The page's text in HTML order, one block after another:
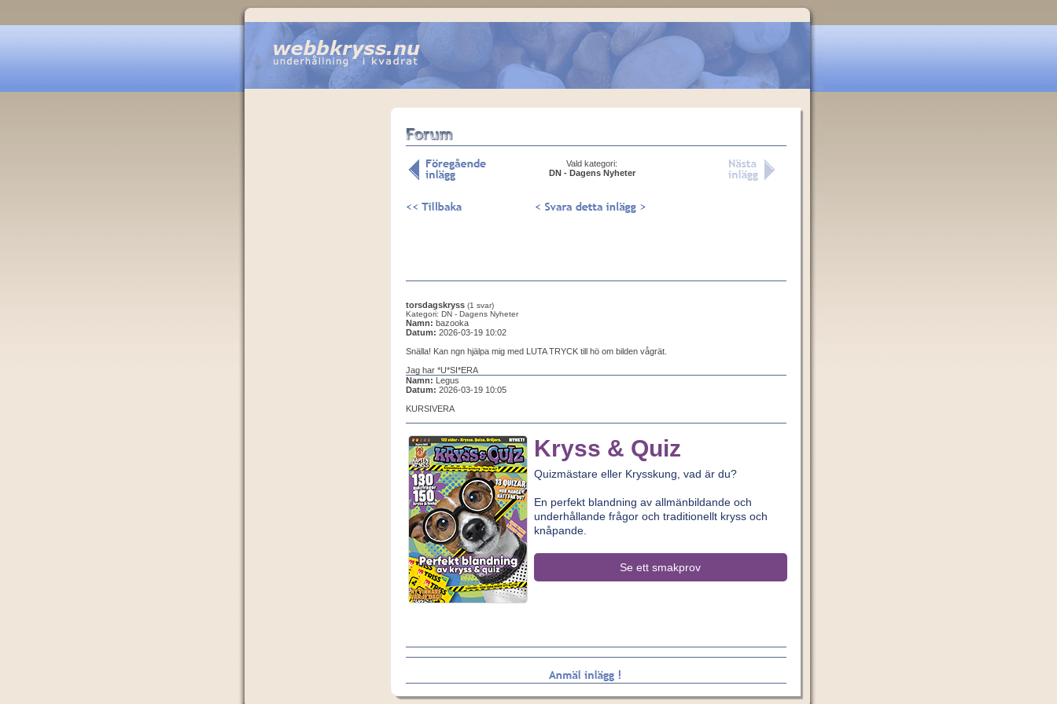
Vald kategori:
DN - Dagens Nyheter
torsdagskryss (1 svar)
Kategori: DN - Dagens Nyheter
Namn: bazooka
Datum: 2026-03-19 10:02
Snälla! Kan ngn hjälpa mig med LUTA TRYCK till hö om bilden vågrät.
Jag har *U*SI*ERA
Namn: Legus
Datum: 2026-03-19 10:05
KURSIVERA
Kryss & Quiz
Quizmästare eller Krysskung, vad är du?
En perfekt blandning av allmänbildande och
underhållande frågor och traditionellt kryss och
knåpande.
Se ett smakprov